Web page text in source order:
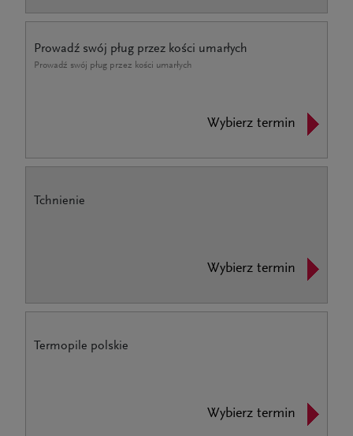
Prowadź swój pług przez kości umarłych
Prowadź swój pług przez kości umarłych
Wybierz termin
Tchnienie
Wybierz termin
Termopile polskie
Wybierz termin